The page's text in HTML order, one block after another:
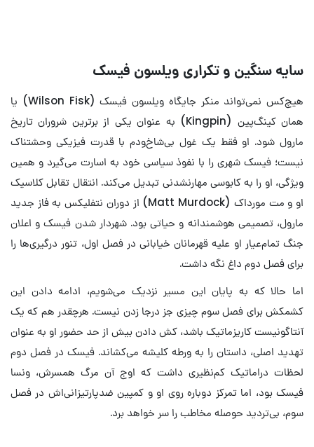
سایه سنگین و تکراری ویلسون فیسک
هیچ‌کس نمی‌تواند منکر جایگاه ویلسون فیسک (Wilson Fisk) یا
همان کینگ‌پین (Kingpin) به عنوان یکی از برترین شروران تاریخ
مارول شود. او فقط یک غول بی‌شاخ‌ودم با قدرت فیزیکی وحشتناک
نیست؛ فیسک شهری را با نفوذ سیاسی‌ خود به اسارت می‌گیرد و همین
ویژگی، او را به کابوسی مهارنشدنی تبدیل می‌کند. انتقال تقابل کلاسیک
او و مت مورداک (Matt Murdock) از دوران نتفلیکس به فاز جدید
مارول، تصمیمی هوشمندانه و حیاتی بود. شهردار شدن فیسک و اعلان
جنگ تمام‌عیار او علیه قهرمانان خیابانی در فصل اول، تنور درگیری‌ها را
برای فصل دوم داغ نگه داشت.
اما حالا که به پایان این مسیر نزدیک می‌شویم، ادامه دادن این
کشمکش برای فصل سوم چیزی جز درجا زدن نیست. هرچقدر هم که یک
آنتاگونیست کاریزماتیک باشد، کش دادن بیش از حد حضور او به عنوان
تهدید اصلی، داستان را به ورطه کلیشه می‌کشاند. فیسک در فصل دوم
لحظات دراماتیک کم‌نظیری داشت که اوج آن مرگ همسرش، ونسا
فیسک بود، اما تمرکز دوباره روی او و کمپین ضدپارتیزانی‌اش در فصل
سوم، بی‌تردید حوصله مخاطب را سر خواهد برد.